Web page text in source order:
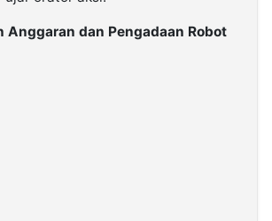
Anggaran dan Pengadaan Robot